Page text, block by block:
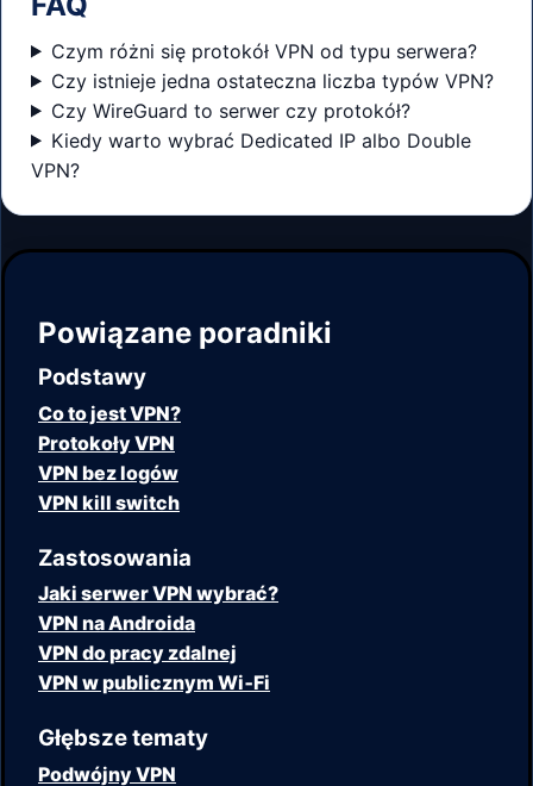
Czym różni się protokół VPN od typu serwera?
Czy istnieje jedna ostateczna liczba typów VPN?
Czy WireGuard to serwer czy protokół?
Kiedy warto wybrać Dedicated IP albo Double
VPN?
Powiązane poradniki
Podstawy
Co to jest VPN?
Protokoły VPN
VPN bez logów
VPN kill switch
Zastosowania
Jaki serwer VPN wybrać?
VPN na Androida
VPN do pracy zdalnej
VPN w publicznym Wi‑Fi
Głębsze tematy
Podwójny VPN